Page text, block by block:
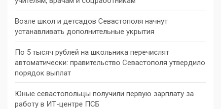
Возле школ и детсадов Севастополя начнут
устанавливать дополнительные укрытия
По 5 тысяч рублей на школьника перечислят
автоматически: правительство Севастополя утвердило
порядок выплат
Юные севастопольцы получили первую зарплату за
работу в ИТ-центре ПСБ